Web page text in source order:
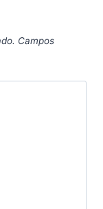
Campos